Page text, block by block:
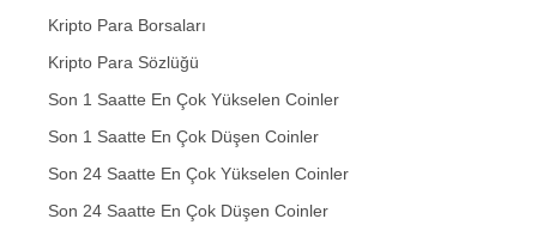
Kripto Para Borsaları
Kripto Para Sözlüğü
Son 1 Saatte En Çok Yükselen Coinler
Son 1 Saatte En Çok Düşen Coinler
Son 24 Saatte En Çok Yükselen Coinler
Son 24 Saatte En Çok Düşen Coinler